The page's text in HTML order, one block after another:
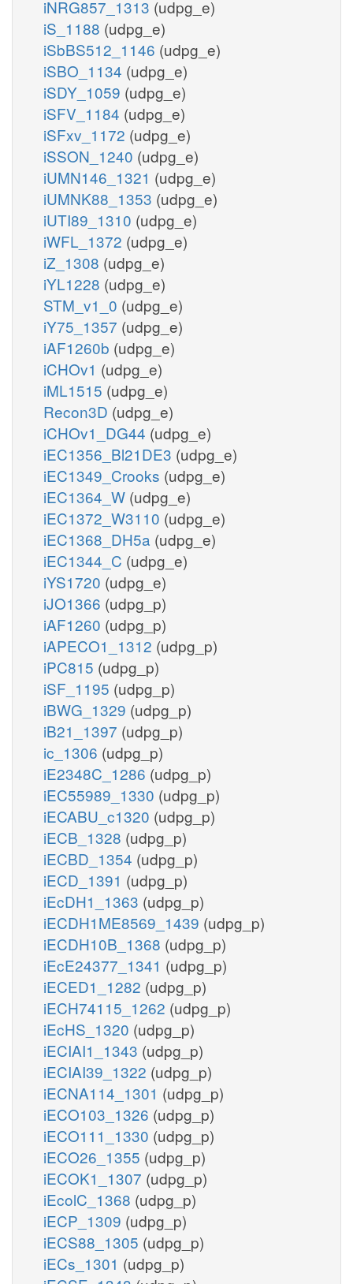
iNRG857_1313 (udpg_e)
iS_1188 (udpg_e)
iSbBS512_1146 (udpg_e)
iSBO_1134 (udpg_e)
iSDY_1059 (udpg_e)
iSFV_1184 (udpg_e)
iSFxv_1172 (udpg_e)
iSSON_1240 (udpg_e)
iUMN146_1321 (udpg_e)
iUMNK88_1353 (udpg_e)
iUTI89_1310 (udpg_e)
iWFL_1372 (udpg_e)
iZ_1308 (udpg_e)
iYL1228 (udpg_e)
STM_v1_0 (udpg_e)
iY75_1357 (udpg_e)
iAF1260b (udpg_e)
iCHOv1 (udpg_e)
iML1515 (udpg_e)
Recon3D (udpg_e)
iCHOv1_DG44 (udpg_e)
iEC1356_Bl21DE3 (udpg_e)
iEC1349_Crooks (udpg_e)
iEC1364_W (udpg_e)
iEC1372_W3110 (udpg_e)
iEC1368_DH5a (udpg_e)
iEC1344_C (udpg_e)
iYS1720 (udpg_e)
iJO1366 (udpg_p)
iAF1260 (udpg_p)
iAPECO1_1312 (udpg_p)
iPC815 (udpg_p)
iSF_1195 (udpg_p)
iBWG_1329 (udpg_p)
iB21_1397 (udpg_p)
ic_1306 (udpg_p)
iE2348C_1286 (udpg_p)
iEC55989_1330 (udpg_p)
iECABU_c1320 (udpg_p)
iECB_1328 (udpg_p)
iECBD_1354 (udpg_p)
iECD_1391 (udpg_p)
iEcDH1_1363 (udpg_p)
iECDH1ME8569_1439 (udpg_p)
iECDH10B_1368 (udpg_p)
iEcE24377_1341 (udpg_p)
iECED1_1282 (udpg_p)
iECH74115_1262 (udpg_p)
iEcHS_1320 (udpg_p)
iECIAI1_1343 (udpg_p)
iECIAI39_1322 (udpg_p)
iECNA114_1301 (udpg_p)
iECO103_1326 (udpg_p)
iECO111_1330 (udpg_p)
iECO26_1355 (udpg_p)
iECOK1_1307 (udpg_p)
iEcolC_1368 (udpg_p)
iECP_1309 (udpg_p)
iECS88_1305 (udpg_p)
iECs_1301 (udpg_p)